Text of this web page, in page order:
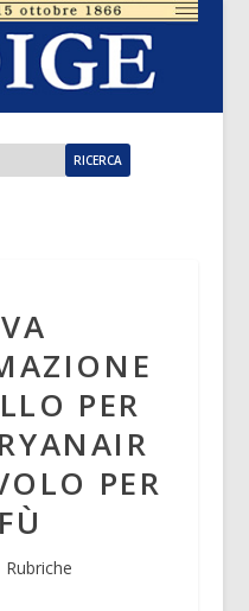
PER
PER
Rubriche